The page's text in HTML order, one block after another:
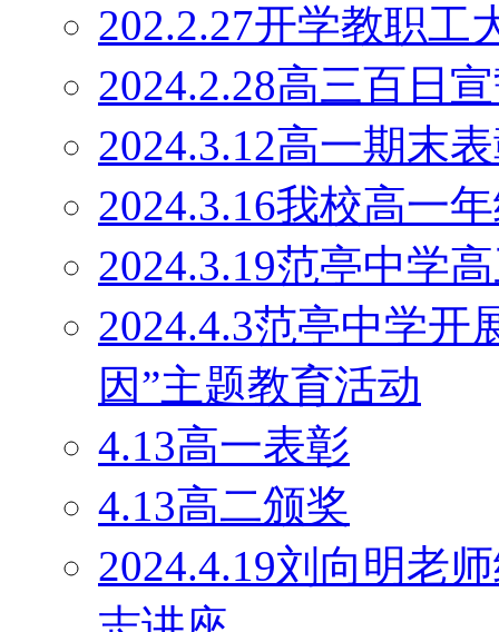
202.2.27开学教职工
2024.2.28高三百日
2024.3.12高一期末
2024.3.16我校高一
2024.3.19范亭中学
2024.4.3范亭中学开
因”主题教育活动
4.13高一表彰
4.13高二颁奖
2024.4.19刘向明老